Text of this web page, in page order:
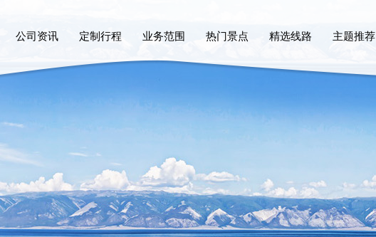
公司资讯 定制行程 业务范围 热门景点 精选线路 主题推荐